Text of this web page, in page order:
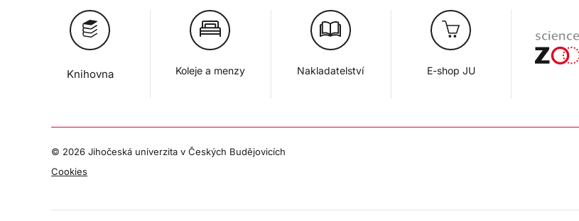
Knihovna Koleje a menzy Nakladatelství E-shop JU
© 2026 Jihočeská univerzita v Českých Budějovicích
Cookies